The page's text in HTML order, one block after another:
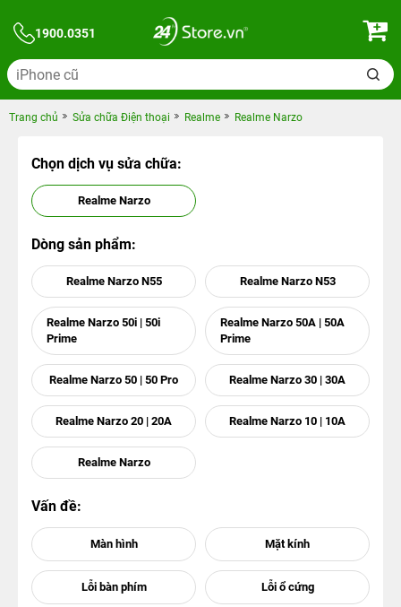
1900.0351
Trang chủ Sửa chữa Điện thoại Realme Realme Narzo
Chọn dịch vụ sửa chữa:
Realme Narzo
Dòng sản phẩm:
Realme Narzo N55 Realme Narzo N53
Realme Narzo 50i | 50i
Prime
Realme Narzo 50A | 50A
Prime
Realme Narzo 50 | 50 Pro Realme Narzo 30 | 30A
Realme Narzo 20 | 20A Realme Narzo 10 | 10A
Realme Narzo
Vấn đề: